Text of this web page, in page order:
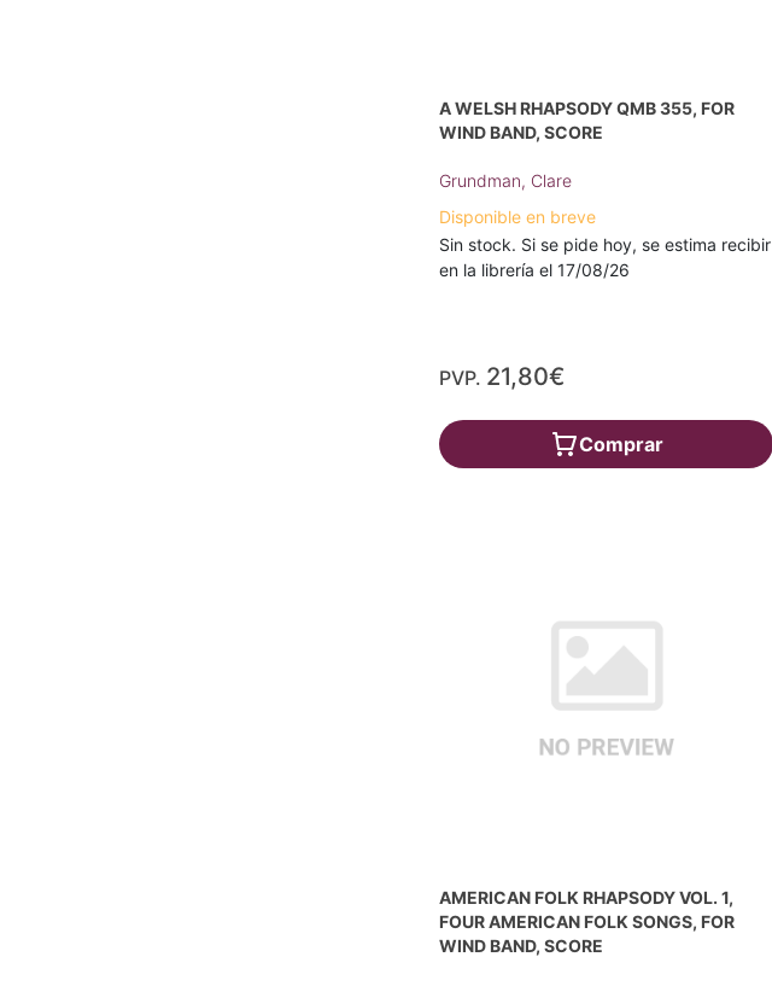
A WELSH RHAPSODY QMB 355, FOR
WIND BAND, SCORE
Grundman, Clare
Disponible en breve
Sin stock. Si se pide hoy, se estima recibir
en la librería el 17/08/26
PVP. 21,80€
Comprar
AMERICAN FOLK RHAPSODY VOL. 1,
FOUR AMERICAN FOLK SONGS, FOR
WIND BAND, SCORE